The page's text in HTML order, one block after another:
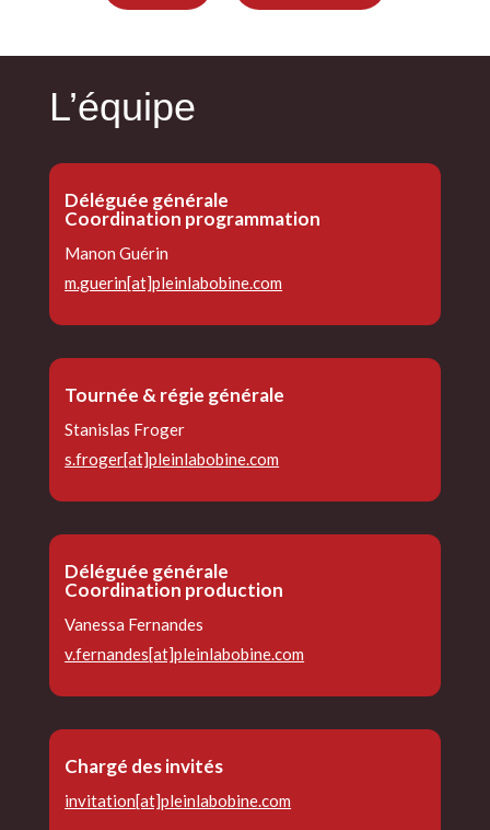
L’équipe
Déléguée générale
Coordination programmation
Manon Guérin
m.guerin[at]pleinlabobine.com
Tournée & régie générale
Stanislas Froger
s.froger[at]pleinlabobine.com
Déléguée générale
Coordination production
Vanessa Fernandes
v.fernandes[at]pleinlabobine.com
Chargé des invités
invitation[at]pleinlabobine.com